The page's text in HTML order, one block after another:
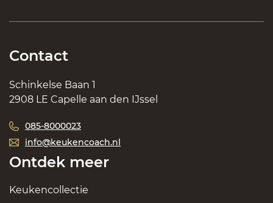
Contact
Schinkelse Baan 1
2908 LE Capelle aan den IJssel
085-8000023
info@keukencoach.nl
Ontdek meer
Keukencollectie